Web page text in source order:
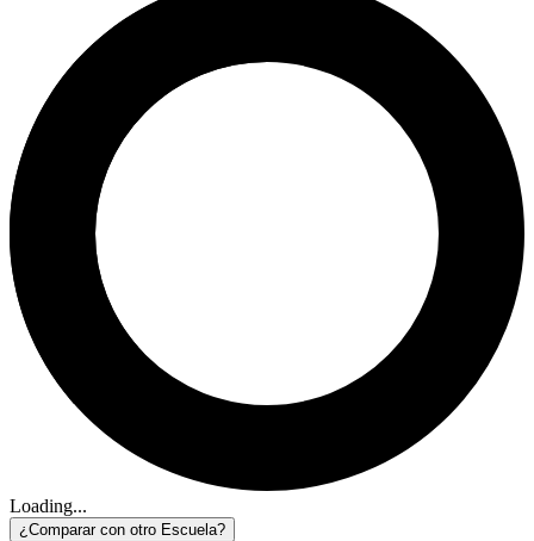
Loading...
¿Comparar con otro Escuela?